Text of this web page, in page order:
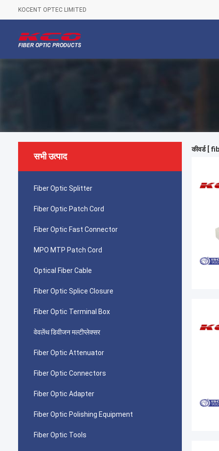
KOCENT OPTEC LIMITED
सभी उत्पाद
Fiber Optic Splitter
Fiber Optic Patch Cord
Fiber Optic Fast Connector
MPO MTP Patch Cord
Optical Fiber Cable
Fiber Optic Splice Closure
Fiber Optic Terminal Box
वेवलेंथ डिवीजन मल्टीप्लेक्सर
Fiber Optic Attenuator
Fiber Optic Connectors
Fiber Optic Adapter
Fiber Optic Polishing Equipment
Fiber Optic Tools
कीवर्ड [